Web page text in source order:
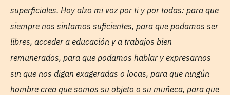
superficiales. Hoy alzo mi voz por ti y por todas: para que
siempre nos sintamos suficientes, para que podamos ser
libres, acceder a educación y a trabajos bien
remunerados, para que podamos hablar y expresarnos
sin que nos digan exageradas o locas, para que ningún
hombre crea que somos su objeto o su muñeca, para que